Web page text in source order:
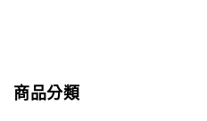
商品分類